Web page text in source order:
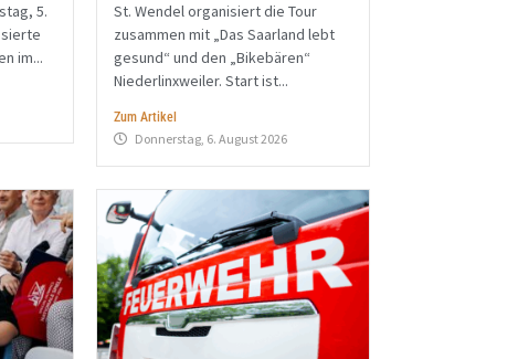
5.
im...
St. Wendel organisiert die Tour
zusammen mit „Das Saarland lebt
gesund“ und den „Bikebären“
Niederlinxweiler. Start ist...
Zum Artikel
Donnerstag, 6. August 2026